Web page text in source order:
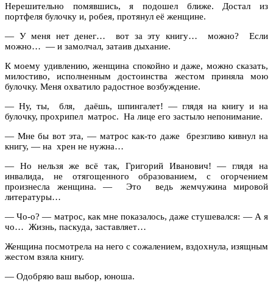
Нерешительно помявшись, я подошел ближе. Достал из
портфеля булочку и, робея, протянул её женщине.
— У меня нет денег… вот за эту книгу… можно? Если
можно… — и замолчал, затаив дыхание.
К моему удивлению, женщина спокойно и даже, можно сказать,
милостиво, исполненным достоинства жестом приняла мою
булочку. Меня охватило радостное возбуждение.
— Ну, ты, бля, даёшь, шпингалет! — глядя на книгу и на
булочку, прохрипел матрос. На лице его застыло непонимание.
— Мне бы вот эта, — матрос как-то даже брезгливо кивнул на
книгу, — на хрен не нужна…
— Но нельзя же всё так, Григорий Иванович! — глядя на
инвалида, не отягощенного образованием, с огорчением
произнесла женщина. — Это ведь жемчужина мировой
литературы…
— Чо-о? — матрос, как мне показалось, даже стушевался: — А я
чо… Жизнь, паскуда, заставляет…
Женщина посмотрела на него с сожалением, вздохнула, изящным
жестом взяла книгу.
— Одобряю ваш выбор, юноша.